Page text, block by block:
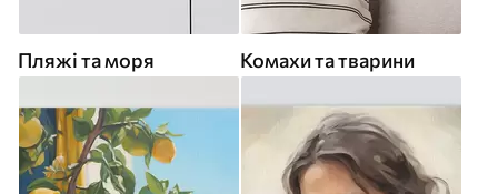
Пляжі та моря Комахи та тварини